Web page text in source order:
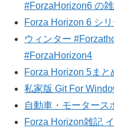
#ForzaHorizon6 の
Forza Horizon 6 シ
ウィンター
#ForzaHorizon4
Forza Horizon 5ま
私家版 Git For
自動車・モータース
Forza Horizon雑記